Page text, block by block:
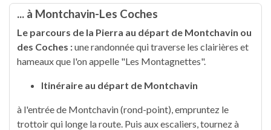
... à Montchavin-Les Coches
Le parcours de la Pierra au départ de Montchavin ou
des Coches :une randonnée qui traverse les clairières et
hameaux que l'on appelle "Les Montagnettes".
Itinéraire au départ de Montchavin
à l'entrée de Montchavin (rond-point), empruntez le
trottoir qui longe la route. Puis aux escaliers, tournez à